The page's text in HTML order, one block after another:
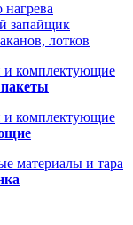
запайщик
лотков
и комплектующие
и комплектующие
материалы и тара